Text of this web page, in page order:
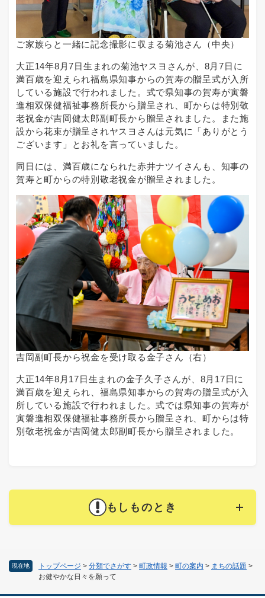
現在地 トップページ > 分類でさがす > 町政情報 > 町の案内 > まちの話題 >
お健やかな日々を願って
ご家族らと一緒に記念撮影に収まる菊池さん（中央）
大正14年8月7日生まれの菊池ヤスヨさんが、8月7日に
満百歳を迎えられ福島県知事からの賀寿の贈呈式が入所
している施設で行われました。式で県知事の賀寿が寅磐
進相双保健福祉事務所長から贈呈され、町からは特別敬
老祝金が吉岡健太郎副町長から贈呈されました。また施
設から花束が贈呈されヤスヨさんは元気に「ありがとう
ございます」とお礼を言っていました。
同日には、満百歳になられた赤井ナツイさんも、知事の
賀寿と町からの特別敬老祝金が贈呈されました。
吉岡副町長から祝金を受け取る金子さん（右）
大正14年8月17日生まれの金子久子さんが、8月17日に
満百歳を迎えられ、福島県知事からの賀寿の贈呈式が入
所している施設で行われました。式では県知事の賀寿が
寅磐進相双保健福祉事務所長から贈呈され、町からは特
別敬老祝金が吉岡健太郎副町長から贈呈されました。
もしものとき